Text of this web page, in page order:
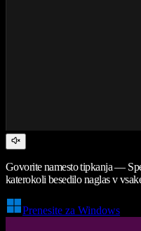
Govorite namesto tipkanja —
katerokoli besedilo naglas v
Prenesite za Windows